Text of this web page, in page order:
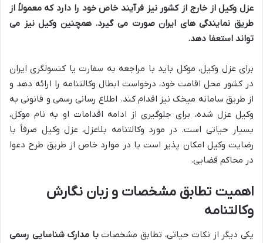
عزل وکیل از خارج از کشور نیز فرآیند خاص خود را دارد که معمولاً از
طریق نمایندگی های ایران صورت می گیرد. همچنین وکیل نیز می
تواند استعفا دهد.
برای عزل وکیل، موکل باید با مراجعه به سفارت یا کنسولگری ایران
در کشور محل اقامت خود، درخواست ابطال وکالتنامه را ارائه دهد و
از طریق سامانه میخک نیز اقدام کند. اطلاع رسانی رسمی و قانونی به
وکیل عزل شده، برای جلوگیری از ادامه اقدامات او به نام موکل،
بسیار حیاتی است. در مورد وکالتنامه بلاعزل، عزل وکیل صرفاً با
رضایت وکیل امکان پذیر است یا در موارد خاص از طریق طرح دعوا
در محاکم قضایی.
اهمیت تطابق مشخصات و زبان نگارش
وکالتنامه
یکی دیگر از نکات حیاتی، تطابق مشخصاتبا مدارک شناسایی رسمی